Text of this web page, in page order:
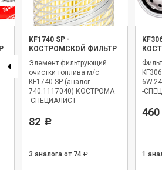
KF1740 SP -
КОСТРОМСКОЙ ФИЛЬТР
Элемент фильтрующий
очистки топлива м/с
KF1740 SP (аналог
740.1117040) КОСТРОМА
-СПЕЦИАЛИСТ-
82 Р
3 аналога от 74 Р
-
460
1